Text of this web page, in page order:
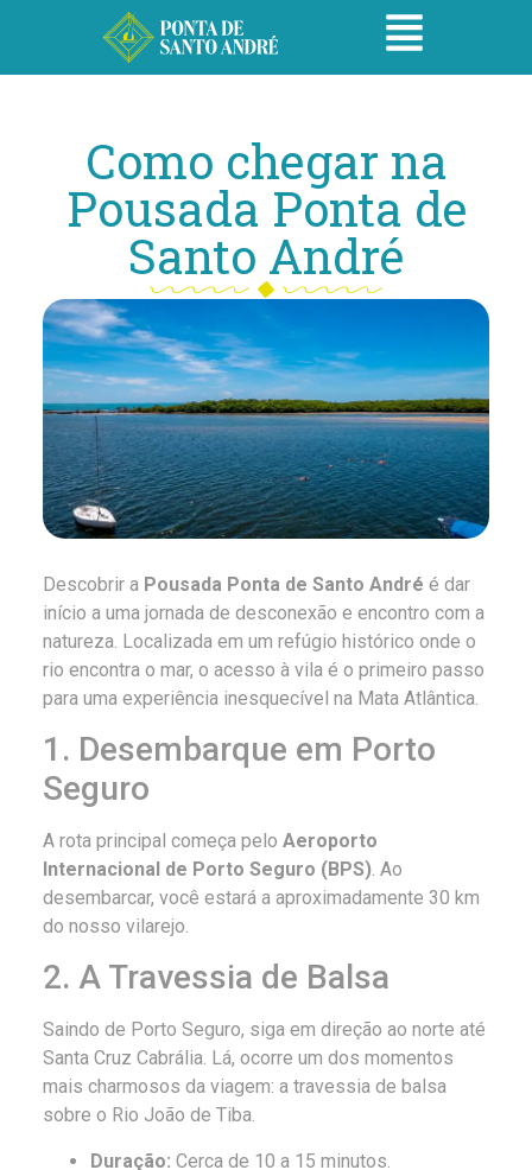
Como chegar na
Pousada Ponta de
Santo André
Descobrir a Pousada Ponta de Santo André é dar
início a uma jornada de desconexão e encontro com a
natureza. Localizada em um refúgio histórico onde o
rio encontra o mar, o acesso à vila é o primeiro passo
para uma experiência inesquecível na Mata Atlântica.
1. Desembarque em Porto
Seguro
A rota principal começa pelo Aeroporto
Internacional de Porto Seguro (BPS). Ao
desembarcar, você estará a aproximadamente 30 km
do nosso vilarejo.
2. A Travessia de Balsa
Saindo de Porto Seguro, siga em direção ao norte até
Santa Cruz Cabrália. Lá, ocorre um dos momentos
mais charmosos da viagem: a travessia de balsa
sobre o Rio João de Tiba.
Duração: Cerca de 10 a 15 minutos.